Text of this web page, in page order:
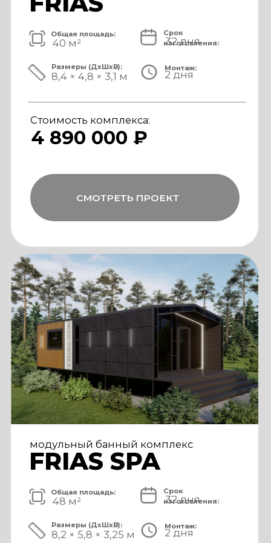
8 750 000 ₽
Стоимость комплекса:
5 дней
11,2 × 6,5 × 3,25 м
Размеры (ДxШxВ):
80 дней
Срок
изготовления:
72 м²
Общая площадь:
модульный банный комплекс
FRIAS PREMIUM
СМОТРЕТЬ ПРОЕКТ
5 820 000 ₽
СМОТРЕТЬ ПРОЕКТ